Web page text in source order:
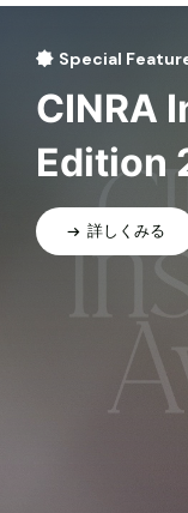
Special
CINRA
Edition
詳しくみる